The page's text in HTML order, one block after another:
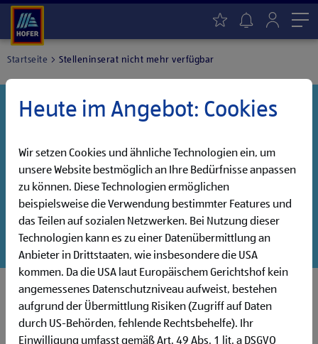
Startseite Stelleninserat nicht mehr verfügbar
haben noch weitere Jobs, die auf dich warten!
Danke für dein Interesse!
Entdecke unsere offenen Jobs oder abonniere deinen
persönlichen Jobalarm:
Jobsuche Jobalarm
Heute im Angebot: Cookies
Wir setzen Cookies und ähnliche Technologien ein, um
unsere Website bestmöglich an Ihre Bedürfnisse anpassen
zu können. Diese Technologien ermöglichen
beispielsweise die Verwendung bestimmter Features und
das Teilen auf sozialen Netzwerken. Bei Nutzung dieser
Technologien kann es zu einer Datenübermittlung an
Anbieter in Drittstaaten, wie insbesondere die USA
kommen. Da die USA laut Europäischem Gerichtshof kein
angemessenes Datenschutzniveau aufweist, bestehen
aufgrund der Übermittlung Risiken (Zugriff auf Daten
durch US-Behörden, fehlende Rechtsbehelfe). Ihr
Einwilligung umfasst gemäß Art. 49 Abs. 1 lit. a DSGVO